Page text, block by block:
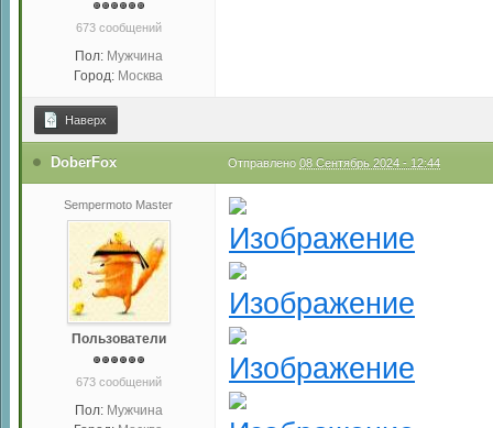
673 сообщений
Пол: Мужчина
Город: Москва
Наверх
DoberFox Отправлено 08 Сентябрь 2024 - 12:44
Sempermoto Master
Пользователи
673 сообщений
Пол: Мужчина